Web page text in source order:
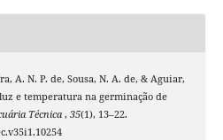
A. N. P. de, Sousa, N. A. de, & Aguiar,
e temperatura na germinação de
Técnica , 35(1), 13–22.